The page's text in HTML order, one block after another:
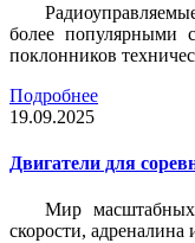
более популярными
поклонников
Подробнее
19.09.2025
Двигатели для
Мир
скорости, адреналина